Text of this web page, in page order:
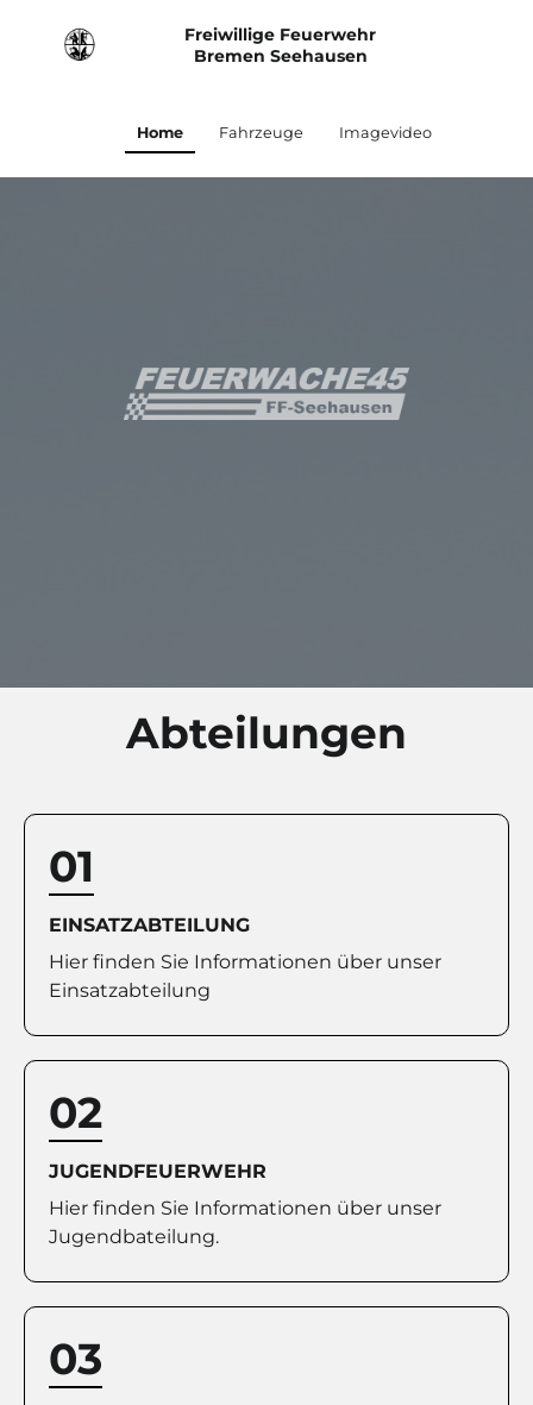
Freiwillige Feuerwehr
Bremen Seehausen
Home Fahrzeuge Imagevideo
Abteilungen
01
EINSATZABTEILUNG
Hier finden Sie Informationen über unser
Einsatzabteilung
02
JUGENDFEUERWEHR
Hier finden Sie Informationen über unser
Jugendbateilung.
03